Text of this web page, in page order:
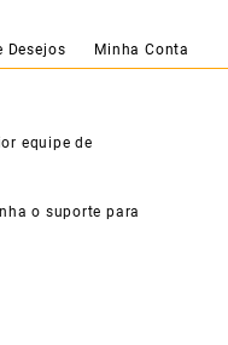
Desejos Minha Conta
equipe de
o suporte para